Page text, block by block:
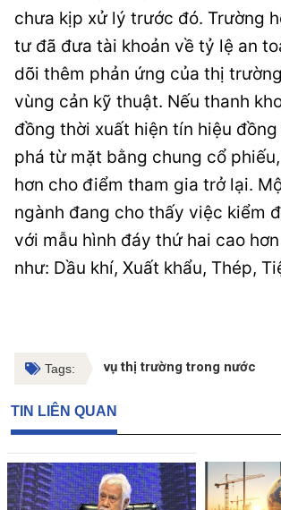
chưa kịp xử lý trước đó. Trường
tư đã đưa tài khoản về tỷ lệ an
dõi thêm phản ứng của thị
vùng cản kỹ thuật. Nếu thanh
đồng thời xuất hiện tín hiệu
phá từ mặt bằng chung cổ
hơn cho điểm tham gia trở lại.
ngành đang cho thấy việc kiểm
với mẫu hình đáy thứ hai cao
như: Dầu khí, Xuất khẩu, Thép,
Tags: vụ thị trường trong nước
TIN LIÊN QUAN